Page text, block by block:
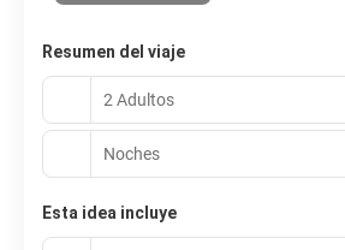
Resumen del viaje
2 Adultos
Noches
Esta idea incluye